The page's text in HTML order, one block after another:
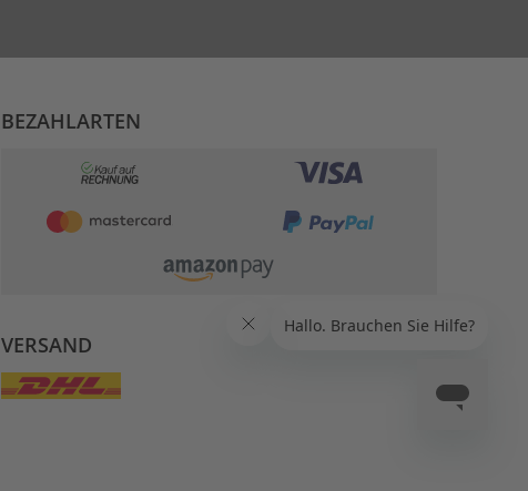
BEZAHLARTEN
VERSAND